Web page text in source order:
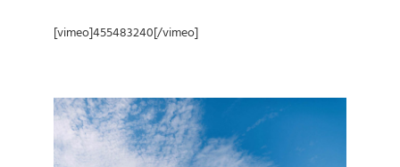
[vimeo]455483240[/vimeo]